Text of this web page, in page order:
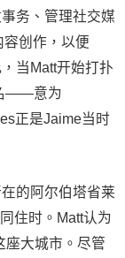
务、管理社交媒
创作，以便
当Matt开始打扑
——意为
正是Jaime当时
的阿尔伯塔省莱
住时。Matt认为
座大城市。尽管